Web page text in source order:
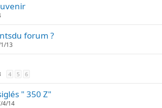
forum ?
13
4 5 6
" 350 Z"
4/14